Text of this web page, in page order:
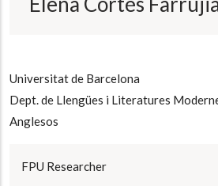
Universitat de Barcelona
Dept. de Llengües i Literatures
Anglesos
FPU Researcher